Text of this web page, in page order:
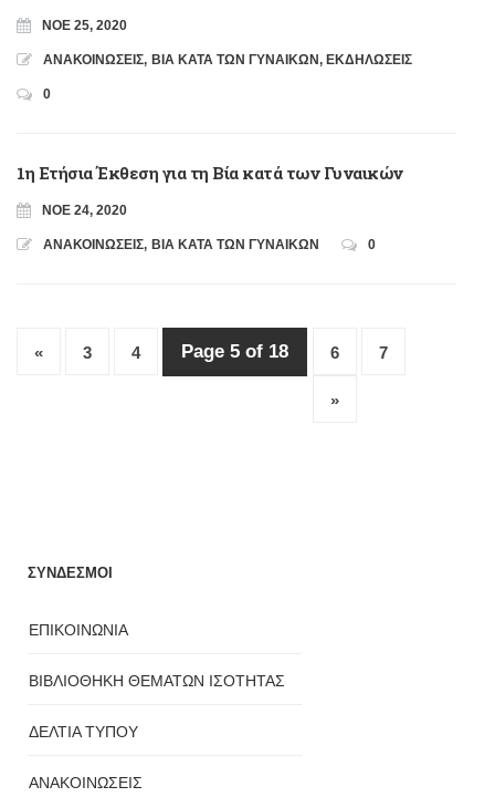
ΝΟΈ 25, 2020
ΑΝΑΚΟΙΝΩΣΕΙΣ, ΒΙΑ ΚΑΤΑ ΤΩΝ ΓΥΝΑΙΚΩΝ, ΕΚΔΗΛΩΣΕΙΣ
0
1η Ετήσια Έκθεση για τη Βία κατά των Γυναικών
ΝΟΈ 24, 2020
ΑΝΑΚΟΙΝΩΣΕΙΣ, ΒΙΑ ΚΑΤΑ ΤΩΝ ΓΥΝΑΙΚΩΝ 0
« 3 4 Page 5 of 18 6 7
»
ΣΥΝΔΕΣΜΟΙ
ΕΠΙΚΟΙΝΩΝΙΑ
ΒΙΒΛΙΟΘΗΚΗ ΘΕΜΑΤΩΝ ΙΣΟΤΗΤΑΣ
ΔΕΛΤΙΑ ΤΥΠΟΥ
ΑΝΑΚΟΙΝΩΣΕΙΣ